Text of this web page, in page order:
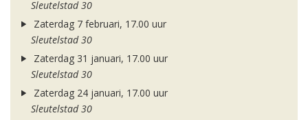
Sleutelstad 30
Zaterdag 7 februari, 17.00 uur
Sleutelstad 30
Zaterdag 31 januari, 17.00 uur
Sleutelstad 30
Zaterdag 24 januari, 17.00 uur
Sleutelstad 30